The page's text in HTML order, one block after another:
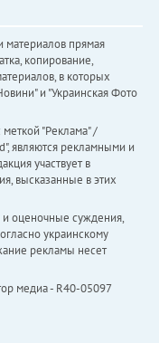
материалов прямая
копирование,
в которых
и "Украинская Фото
"Реклама" /
являются рекламными и
участвует в
высказанные в этих
и оценочные суждения,
украинскому
рекламы несет
медиа - R40-05097